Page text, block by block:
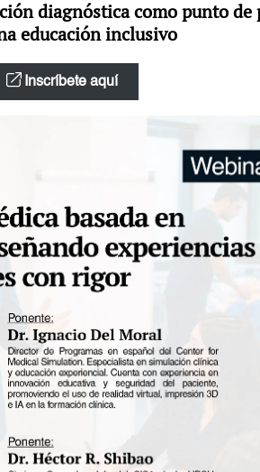
diagnóstica como punto de
educación inclusivo
Inscríbete aquí